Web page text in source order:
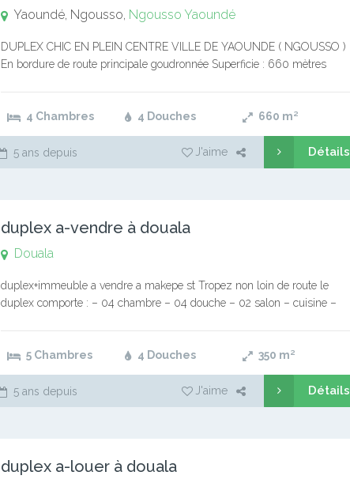
Yaoundé, Ngousso, Ngousso Yaoundé
DUPLEX CHIC EN PLEIN CENTRE VILLE DE YAOUNDE ( NGOUSSO )
En bordure de route principale goudronnée Superficie : 660 mètres
4 Chambres 4 Douches 660 m²
5 ans depuis J'aime Détails
duplex a-vendre à douala
Douala
duplex+immeuble a vendre a makepe st Tropez non loin de route le
duplex comporte : – 04 chambre – 04 douche – 02 salon – cuisine –
5 Chambres 4 Douches 350 m²
5 ans depuis J'aime Détails
duplex a-louer à douala